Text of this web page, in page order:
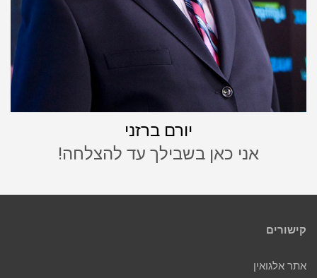
יורם ברזני
אני כאן בשבילך עד להצלחה!
קישורים
אתר אלגואין